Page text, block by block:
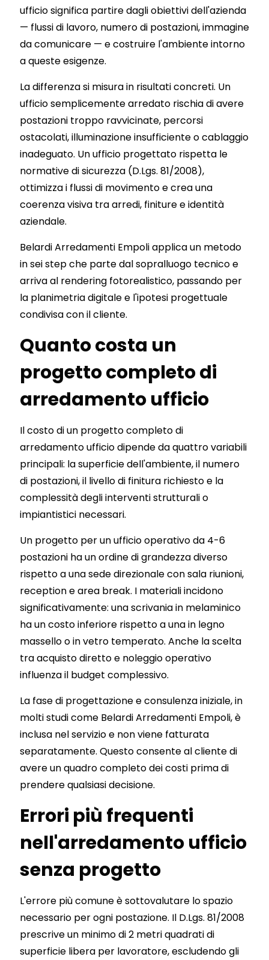
ufficio significa partire dagli obiettivi dell'azienda
— flussi di lavoro, numero di postazioni, immagine
da comunicare — e costruire l'ambiente intorno
a queste esigenze.
La differenza si misura in risultati concreti. Un
ufficio semplicemente arredato rischia di avere
postazioni troppo ravvicinate, percorsi
ostacolati, illuminazione insufficiente o cablaggio
inadeguato. Un ufficio progettato rispetta le
normative di sicurezza (D.Lgs. 81/2008),
ottimizza i flussi di movimento e crea una
coerenza visiva tra arredi, finiture e identità
aziendale.
Belardi Arredamenti Empoli applica un metodo
in sei step che parte dal sopralluogo tecnico e
arriva al rendering fotorealistico, passando per
la planimetria digitale e l'ipotesi progettuale
condivisa con il cliente.
Quanto costa un
progetto completo di
arredamento ufficio
Il costo di un progetto completo di
arredamento ufficio dipende da quattro variabili
principali: la superficie dell'ambiente, il numero
di postazioni, il livello di finitura richiesto e la
complessità degli interventi strutturali o
impiantistici necessari.
Un progetto per un ufficio operativo da 4-6
postazioni ha un ordine di grandezza diverso
rispetto a una sede direzionale con sala riunioni,
reception e area break. I materiali incidono
significativamente: una scrivania in melaminico
ha un costo inferiore rispetto a una in legno
massello o in vetro temperato. Anche la scelta
tra acquisto diretto e noleggio operativo
influenza il budget complessivo.
La fase di progettazione e consulenza iniziale, in
molti studi come Belardi Arredamenti Empoli, è
inclusa nel servizio e non viene fatturata
separatamente. Questo consente al cliente di
avere un quadro completo dei costi prima di
prendere qualsiasi decisione.
Errori più frequenti
nell'arredamento ufficio
senza progetto
L'errore più comune è sottovalutare lo spazio
necessario per ogni postazione. Il D.Lgs. 81/2008
prescrive un minimo di 2 metri quadrati di
superficie libera per lavoratore, escludendo gli